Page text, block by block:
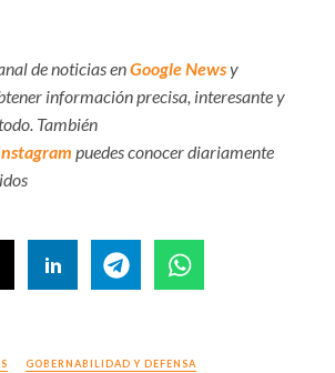
de noticias enGoogle Newsy
información precisa, interesante y
También
puedes conocer diariamente
GOBERNABILIDAD Y DEFENSA